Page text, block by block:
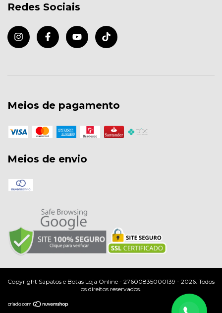
Redes Sociais
Meios de pagamento
Meios de envio
Copyright Sapatos e Botas Loja Online - 27600835000139 - 2026. Todos
os direitos reservados.